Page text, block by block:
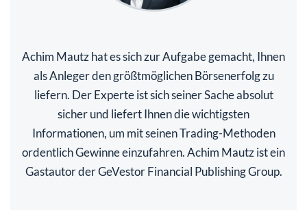
Achim Mautz hat es sich zur Aufgabe gemacht, Ihnen
als Anleger den größtmöglichen Börsenerfolg zu
liefern. Der Experte ist sich seiner Sache absolut
sicher und liefert Ihnen die wichtigsten
Informationen, um mit seinen Trading-Methoden
ordentlich Gewinne einzufahren. Achim Mautz ist ein
Gastautor der GeVestor Financial Publishing Group.